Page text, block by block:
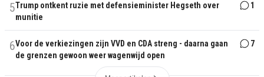
5Trump ontkent ruzie met defensieminister Hegseth over
munitie
1
6Voor de verkiezingen zijn VVD en CDA streng - daarna gaan
de grenzen gewoon weer wagenwijd open
7